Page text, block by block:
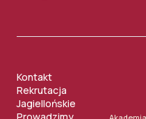
Kontakt
Rekrutacja
Jagiellońskie